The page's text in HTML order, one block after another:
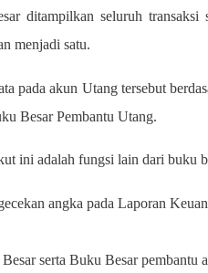
ditampilkan seluruh transaksi
menjadi satu.
pada akun Utang tersebut
Besar Pembantu Utang.
ini adalah fungsi lain dari buku
angka pada Laporan
serta Buku Besar pembantu